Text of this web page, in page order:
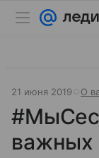
21 июня 2019 О
важных